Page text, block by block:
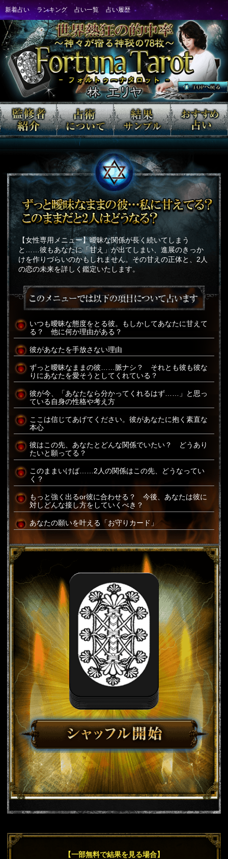
【女性専用メニュー】曖昧な関係が長く続いてしまう
と……彼もあなたに「甘え」が出てしまい、進展のきっか
けを作りづらいのかもしれません。その甘えの正体と、2人
の恋の未来を詳しく鑑定いたします。
いつも曖昧な態度をとる彼。もしかしてあなたに甘えて
る？ 他に何か理由がある？
彼があなたを手放さない理由
ずっと曖昧なままの彼……脈ナシ？ それとも彼も彼な
りにあなたを愛そうとしてくれている？
彼が今、「あなたなら分かってくれるはず……」と思っ
ている自身の性格や考え方
ここは信じてあげてください。彼があなたに抱く素直な
本心
彼はこの先、あなたとどんな関係でいたい？ どうあり
たいと願ってる？
このままいけば……2人の関係はこの先、どうなってい
く？
もっと強く出るor彼に合わせる？ 今後、あなたは彼に
対しどんな接し方をしていくべき？
あなたの願いを叶える「お守りカード」
【一部無料で結果を見る場合】